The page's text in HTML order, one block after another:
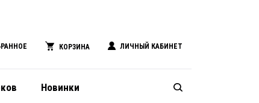
КОРЗИНА ЛИЧНЫЙ КАБИНЕТ
Новинки